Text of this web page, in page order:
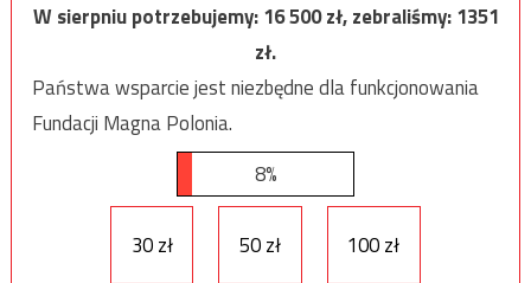
W sierpniu potrzebujemy:16 500zł, zebraliśmy:1351
zł.
Państwa wsparcie jest niezbędne dla funkcjonowania
Fundacji Magna Polonia.
8%
30 zł 50 zł 100 zł